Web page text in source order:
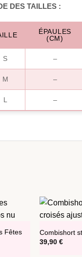
DES TAILLES :
ÉPAULES
(CM)
S –
M –
–
Fêtes
Combishort
39,90€